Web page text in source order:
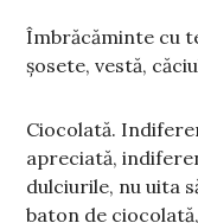
Îmbrăcăminte cu
șosete, vestă,
Ciocolată.
apreciată,
dulciurile, nu uita
baton de